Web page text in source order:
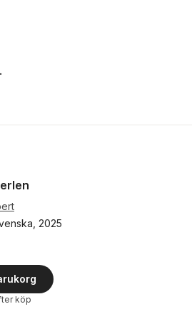
2025
Totalt antal röster:
köp